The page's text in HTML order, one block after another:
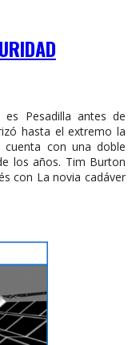
Pesadilla antes de
hasta el extremo la
con una doble
los años. Tim Burton
con La novia cadáver